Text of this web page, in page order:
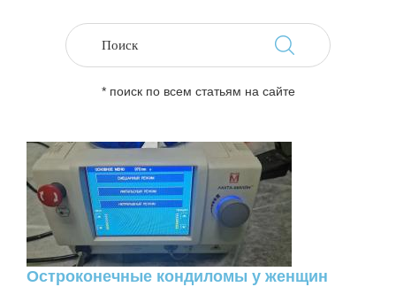
* поиск по всем статьям на сайте
Остроконечные кондиломы у женщин